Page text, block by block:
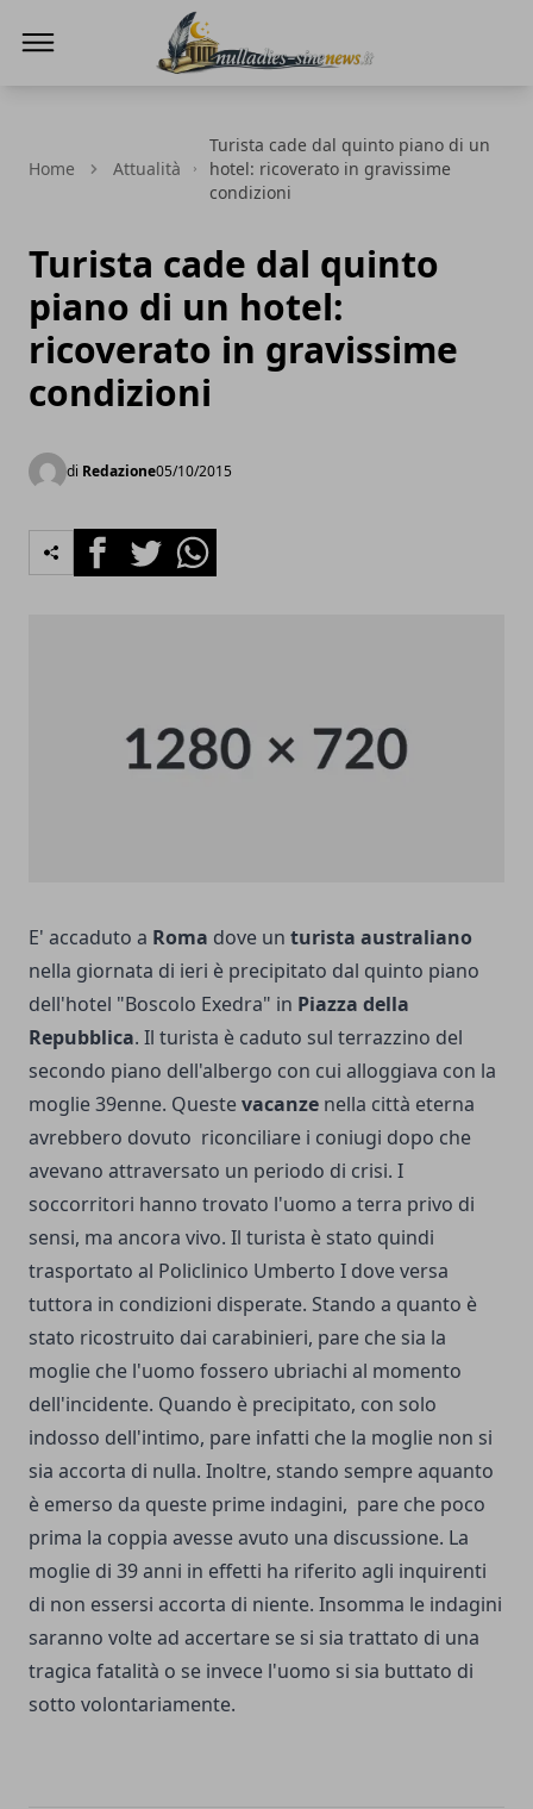
Home Attualità
Turista cade dal quinto piano di un
hotel: ricoverato in gravissime
condizioni
Turista cade dal quinto
piano di un hotel:
ricoverato in gravissime
condizioni
di Redazione05/10/2015
FacebookTwitterWhatsapp
E' accaduto a Roma dove un turista australiano
nella giornata di ieri è precipitato dal quinto piano
dell'hotel "Boscolo Exedra" in Piazza della
Repubblica. Il turista è caduto sul terrazzino del
secondo piano dell'albergo con cui alloggiava con la
moglie 39enne. Questevacanze nella città eterna
avrebbero dovuto riconciliare i coniugi dopo che
avevano attraversato un periodo di crisi. I
soccorritori hanno trovato l'uomo a terra privo di
sensi, ma ancora vivo. Il turista è stato quindi
trasportato al Policlinico Umberto I dove versa
tuttora in condizioni disperate. Stando a quanto è
stato ricostruito dai carabinieri, pare che sia la
moglie che l'uomo fossero ubriachi al momento
dell'incidente. Quando è precipitato, con solo
indosso dell'intimo, pare infatti che la moglie non si
sia accorta di nulla. Inoltre, stando sempre aquanto
è emerso da queste prime indagini, pare che poco
prima la coppia avesse avuto una discussione. La
moglie di 39 anni in effetti ha riferito agli inquirenti
di non essersi accorta di niente. Insomma le indagini
saranno volte ad accertare se si sia trattato di una
tragica fatalità o se invece l'uomo si sia buttato di
sotto volontariamente.